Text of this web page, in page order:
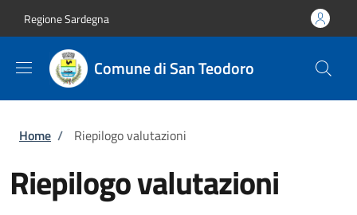
Regione Sardegna
Comune di San Teodoro
Briciole di pane
Home / Riepilogo valutazioni
Riepilogo valutazioni